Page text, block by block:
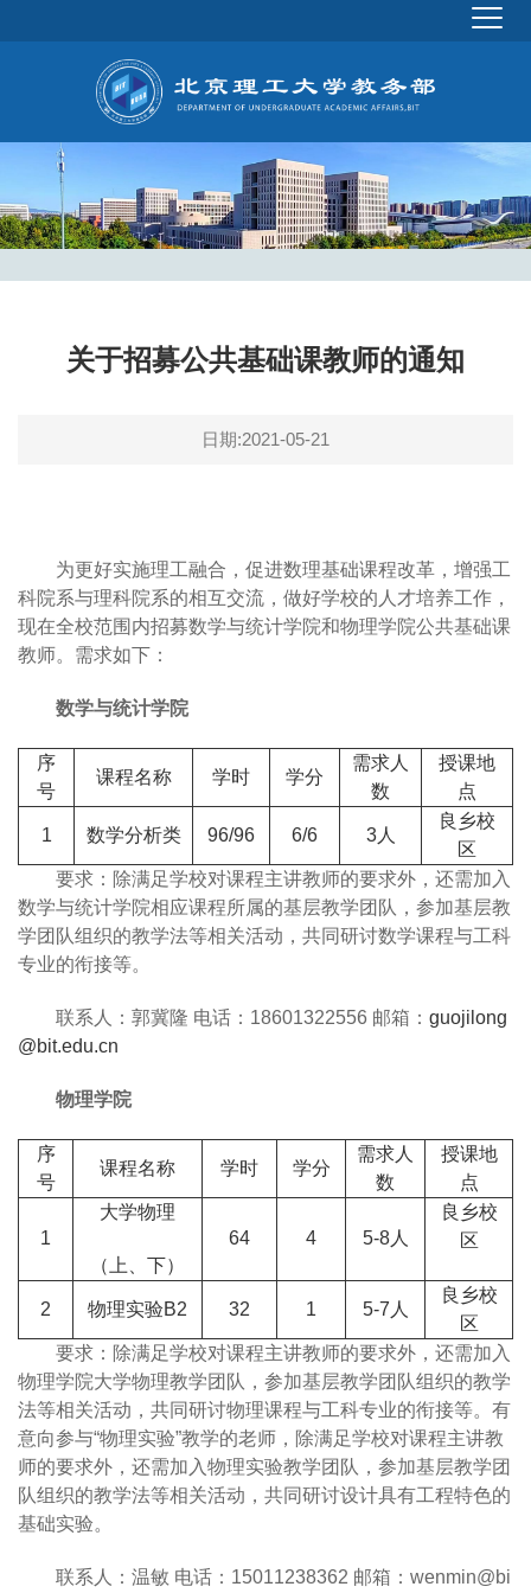
关于招募公共基础课教师的通知
日期:2021-05-21
为更好实施理工融合，促进数理基础课程改革，增强工
科院系与理科院系的相互交流，做好学校的人才培养工作，
现在全校范围内招募数学与统计学院和物理学院公共基础课
教师。需求如下：
数学与统计学院
序
号
课程名称 学时 学分
需求人
数
授课地
点
1 数学分析类 96/96 6/6 3人
良乡校
区
要求：除满足学校对课程主讲教师的要求外，还需加入
数学与统计学院相应课程所属的基层教学团队，参加基层教
学团队组织的教学法等相关活动，共同研讨数学课程与工科
专业的衔接等。
联系人：郭冀隆 电话：18601322556 邮箱： guojilong
@bit.edu.cn
物理学院
序
号
课程名称 学时 学分
需求人
数
授课地
点
1
大学物理
（上、下）
64 4 5-8人
良乡校
区
2 物理实验B2 32 1 5-7 人
良乡校
区
要求：除满足学校对课程主讲教师的要求外，还需加入
物理学院大学物理教学团队，参加基层教学团队组织的教学
法等相关活动，共同研讨物理课程与工科专业的衔接等。有
意向参与“物理实验”教学的老师，除满足学校对课程主讲教
师的要求外，还需加入物理实验教学团队，参加基层教学团
队组织的教学法等相关活动，共同研讨设计具有工程特色的
基础实验。
联系人：温敏 电话：15011238362 邮箱：wenmin@bi